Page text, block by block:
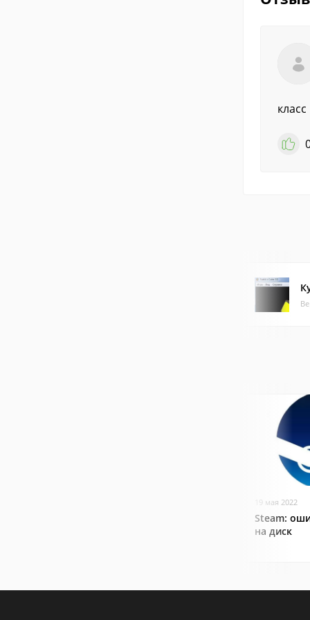
класс
19 мая 2022
Steam:
на диск